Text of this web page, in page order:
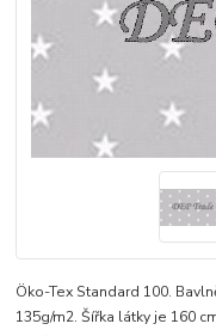
Öko-Tex Standard 100.
135g/m2. Šířka látky je 160